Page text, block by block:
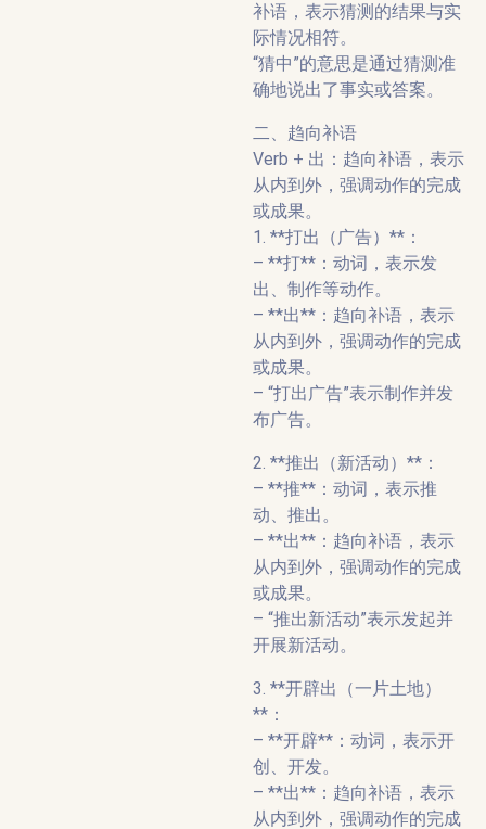
补语，表示猜测的结果与实
际情况相符。
“猜中”的意思是通过猜测准
确地说出了事实或答案。
二、趋向补语
Verb + 出：趋向补语，表示
从内到外，强调动作的完成
或成果。
1. **打出（广告）**：
– **打**：动词，表示发
出、制作等动作。
– **出**：趋向补语，表示
从内到外，强调动作的完成
或成果。
– “打出广告”表示制作并发
布广告。
2. **推出（新活动）**：
– **推**：动词，表示推
动、推出。
– **出**：趋向补语，表示
从内到外，强调动作的完成
或成果。
– “推出新活动”表示发起并
开展新活动。
3. **开辟出（一片土地）
**：
– **开辟**：动词，表示开
创、开发。
– **出**：趋向补语，表示
从内到外，强调动作的完成